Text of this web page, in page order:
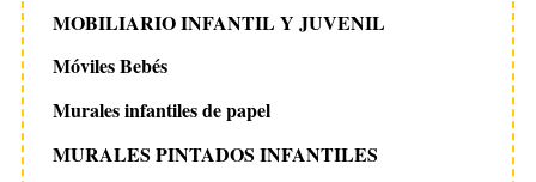
MOBILIARIO INFANTIL Y JUVENIL
Móviles Bebés
Murales infantiles de papel
MURALES PINTADOS INFANTILES